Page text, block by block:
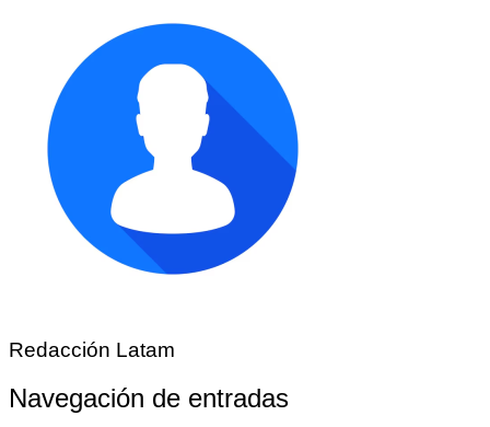
Redacción Latam
Navegación de entradas